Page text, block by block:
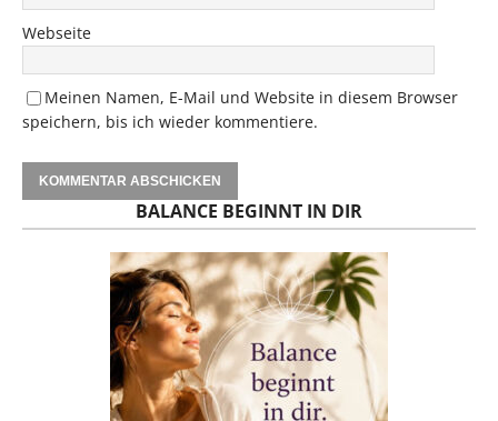
Webseite
Meinen Namen, E-Mail und Website in diesem Browser
speichern, bis ich wieder kommentiere.
BALANCE BEGINNT IN DIR